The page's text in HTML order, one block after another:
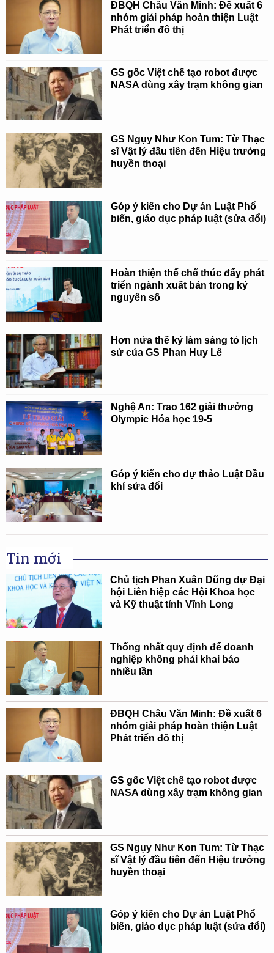
ĐBQH Châu Văn Minh: Đề xuất 6
nhóm giải pháp hoàn thiện Luật
Phát triển đô thị
GS gốc Việt chế tạo robot được
NASA dùng xây trạm không gian
GS Ngụy Như Kon Tum: Từ Thạc
sĩ Vật lý đầu tiên đến Hiệu trưởng
huyền thoại
Góp ý kiến cho Dự án Luật Phổ
biến, giáo dục pháp luật (sửa đổi)
Hoàn thiện thể chế thúc đẩy phát
triển ngành xuất bản trong kỷ
nguyên số
Hơn nửa thế kỷ làm sáng tỏ lịch
sử của GS Phan Huy Lê
Nghệ An: Trao 162 giải thưởng
Olympic Hóa học 19-5
Góp ý kiến cho dự thảo Luật Dầu
khí sửa đổi
Tin mới
Chủ tịch Phan Xuân Dũng dự Đại
hội Liên hiệp các Hội Khoa học
và Kỹ thuật tỉnh Vĩnh Long
Thống nhất quy định để doanh
nghiệp không phải khai báo
nhiều lần
ĐBQH Châu Văn Minh: Đề xuất 6
nhóm giải pháp hoàn thiện Luật
Phát triển đô thị
GS gốc Việt chế tạo robot được
NASA dùng xây trạm không gian
GS Ngụy Như Kon Tum: Từ Thạc
sĩ Vật lý đầu tiên đến Hiệu trưởng
huyền thoại
Góp ý kiến cho Dự án Luật Phổ
biến, giáo dục pháp luật (sửa đổi)